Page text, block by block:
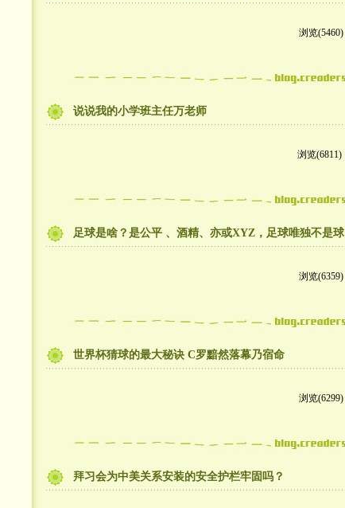
浏览(5460)
说说我的小学班主任万老师
浏览(6811)
足球是啥？是公平 、酒精、亦或XYZ，足球唯独不是球
浏览(6359)
世界杯猜球的最大秘诀 C罗黯然落幕乃宿命
浏览(6299)
拜习会为中美关系安装的安全护栏牢固吗？